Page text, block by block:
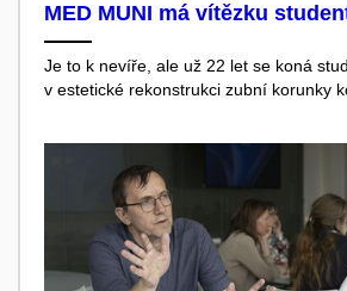
MED MUNI má vítězku
Je to k nevíře, ale už 22 let se koná
v estetické rekonstrukci zubní korunky